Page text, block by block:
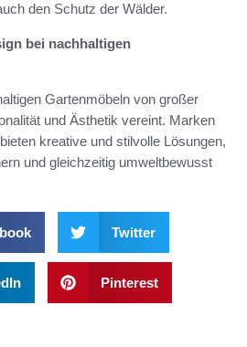
den Schutz der Wälder.
bei nachhaltigen
Gartenmöbeln von großer
und Ästhetik vereint. Marken
kreative und stilvolle Lösungen,
und gleichzeitig umweltbewusst
Twitter
Pinterest